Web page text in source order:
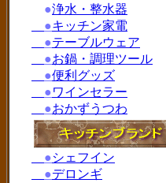
●浄水・整水器
●キッチン家電
●テーブルウェア
●お鍋・調理ツール
●便利グッズ
●ワインセラー
●おかずうつわ
●シェフイン
●デロンギ